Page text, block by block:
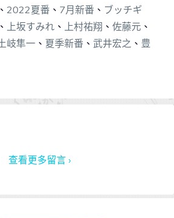
、 2022夏番 、 7月新番 、 ブッチギ
、 上坂すみれ 、 上村祐翔 、 佐藤元 、
岐隼一 、 夏季新番 、 武井宏之 、 豊
查看更多留言 ›